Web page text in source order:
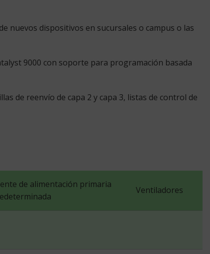
nuevos dispositivos en sucursales o campus o las
9000 con soporte para programación basada
de reenvío de capa 2 y capa 3, listas de control de
de alimentación primaria
Ventiladores